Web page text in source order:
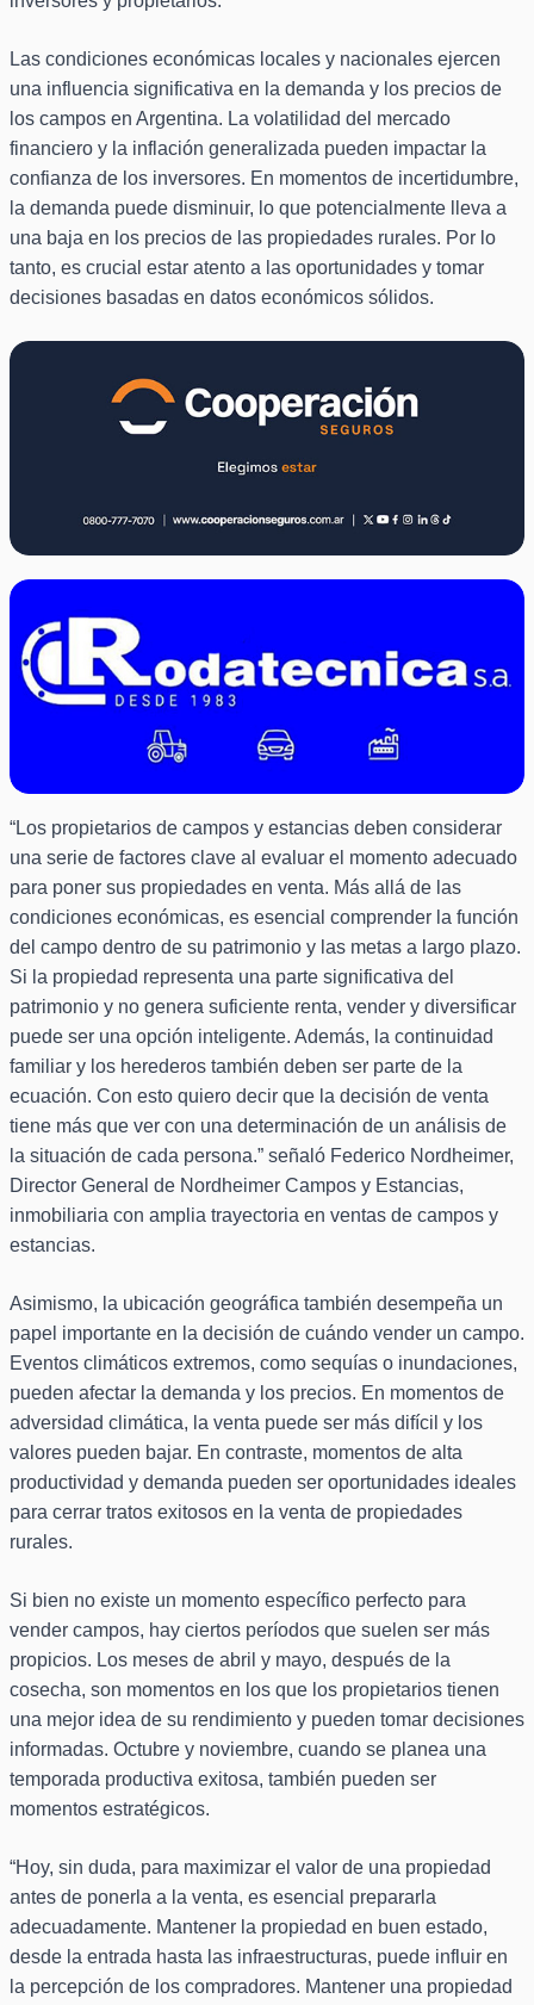
Las condiciones económicas locales y nacionales ejercen
una influencia significativa en la demanda y los precios de
los campos en Argentina. La volatilidad del mercado
financiero y la inflación generalizada pueden impactar la
confianza de los inversores. En momentos de incertidumbre,
la demanda puede disminuir, lo que potencialmente lleva a
una baja en los precios de las propiedades rurales. Por lo
tanto, es crucial estar atento a las oportunidades y tomar
decisiones basadas en datos económicos sólidos.
“Los propietarios de campos y estancias deben considerar
una serie de factores clave al evaluar el momento adecuado
para poner sus propiedades en venta. Más allá de las
condiciones económicas, es esencial comprender la función
del campo dentro de su patrimonio y las metas a largo plazo.
Si la propiedad representa una parte significativa del
patrimonio y no genera suficiente renta, vender y diversificar
puede ser una opción inteligente. Además, la continuidad
familiar y los herederos también deben ser parte de la
ecuación. Con esto quiero decir que la decisión de venta
tiene más que ver con una determinación de un análisis de
la situación de cada persona.” señaló Federico Nordheimer,
Director General de Nordheimer Campos y Estancias,
inmobiliaria con amplia trayectoria en ventas de campos y
estancias.
Asimismo, la ubicación geográfica también desempeña un
papel importante en la decisión de cuándo vender un campo.
Eventos climáticos extremos, como sequías o inundaciones,
pueden afectar la demanda y los precios. En momentos de
adversidad climática, la venta puede ser más difícil y los
valores pueden bajar. En contraste, momentos de alta
productividad y demanda pueden ser oportunidades ideales
para cerrar tratos exitosos en la venta de propiedades
rurales.
Si bien no existe un momento específico perfecto para
vender campos, hay ciertos períodos que suelen ser más
propicios. Los meses de abril y mayo, después de la
cosecha, son momentos en los que los propietarios tienen
una mejor idea de su rendimiento y pueden tomar decisiones
informadas. Octubre y noviembre, cuando se planea una
temporada productiva exitosa, también pueden ser
momentos estratégicos.
“Hoy, sin duda, para maximizar el valor de una propiedad
antes de ponerla a la venta, es esencial prepararla
adecuadamente. Mantener la propiedad en buen estado,
desde la entrada hasta las infraestructuras, puede influir en
la percepción de los compradores. Mantener una propiedad